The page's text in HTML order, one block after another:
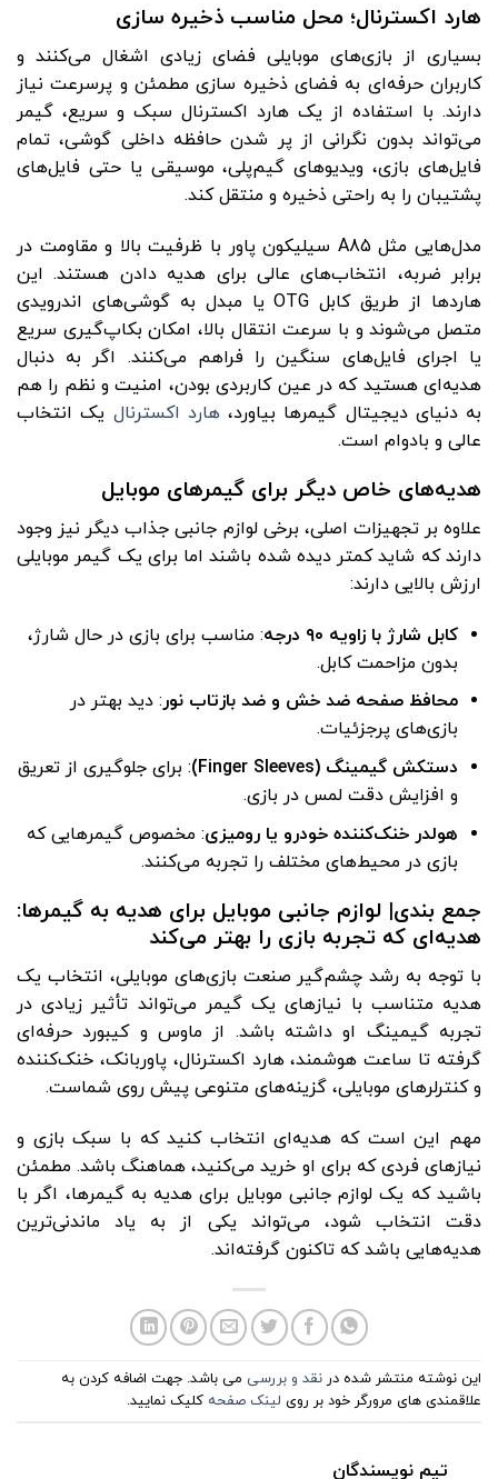
هارد اکسترنال؛ محل مناسب ذخیره سازی
بسیاری از بازی‌های موبایلی فضای زیادی اشغال می‌کنند و
کاربران حرفه‌ای به فضای ذخیره‌ سازی مطمئن و پرسرعت نیاز
دارند. با استفاده از یک هارد اکسترنال سبک و سریع، گیمر
می‌تواند بدون نگرانی از پر شدن حافظه داخلی گوشی، تمام
فایل‌های بازی، ویدیوهای گیم‌پلی، موسیقی یا حتی فایل‌های
پشتیبان را به ‌راحتی ذخیره و منتقل کند.
مدل‌هایی مثل A85 سیلیکون پاور با ظرفیت بالا و مقاومت در
برابر ضربه، انتخاب‌های عالی برای هدیه دادن هستند. این
هاردها از طریق کابل OTG یا مبدل به گوشی‌های اندرویدی
متصل می‌شوند و با سرعت انتقال بالا، امکان بکاپ‌گیری سریع
یا اجرای فایل‌های سنگین را فراهم می‌کنند. اگر به ‌دنبال
هدیه‌ای هستید که در عین کاربردی بودن، امنیت و نظم را هم
به دنیای دیجیتال گیمرها بیاورد،هارد اکسترنال یک انتخاب
عالی و بادوام است.
هدیه‌های خاص دیگر برای گیمرهای موبایل
علاوه بر تجهیزات اصلی، برخی لوازم جانبی جذاب دیگر نیز وجود
دارند که شاید کمتر دیده شده باشند اما برای یک گیمر موبایلی
ارزش بالایی دارند:
کابل شارژ با زاویه ۹۰ درجه: مناسب برای بازی در حال شارژ،
بدون مزاحمت کابل.
محافظ صفحه ضد خش و ضد بازتاب نور: دید بهتر در
بازی‌های پرجزئیات.
دستکش گیمینگ (Finger Sleeves)
: برای جلوگیری از تعریق
و افزایش دقت لمس در بازی.
هولدر خنک‌کننده خودرو یا رومیزی: مخصوص گیمرهایی که
بازی در محیط‌های مختلف را تجربه می‌کنند.
جمع ‌بندی| لوازم جانبی موبایل برای هدیه به گیمرها:
هدیه‌ای که تجربه بازی را بهتر می‌کند
با توجه به رشد چشم‌گیر صنعت بازی‌های موبایلی، انتخاب یک
هدیه متناسب با نیازهای یک گیمر می‌تواند تأثیر زیادی در
تجربه گیمینگ او داشته باشد. از ماوس و کیبورد حرفه‌ای
گرفته تا ساعت هوشمند، هارد اکسترنال، پاوربانک، خنک‌کننده
و کنترلرهای موبایلی، گزینه‌های متنوعی پیش روی شماست.
مهم این است که هدیه‌ای انتخاب کنید که با سبک بازی و
نیازهای فردی که برای او خرید می‌کنید، هماهنگ باشد. مطمئن
باشید که یک لوازم جانبی موبایل برای هدیه به گیمرها، اگر با
دقت انتخاب شود، می‌تواند یکی از به‌ یاد ماندنی‌ترین
هدیه‌هایی باشد که تاکنون گرفته‌اند.
این نوشته منتشر شده در نقد و بررسی می باشد. جهت اضافه کردن به
علاقمندی های مرورگر خود بر روی لینک صفحه کلیک نمایید.
تیم نویسندگان